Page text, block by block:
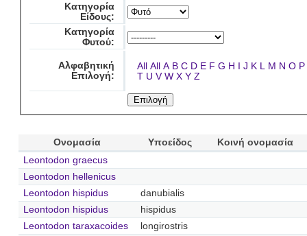
Κατηγορία
Είδους:
Κατηγορία
Φυτού:
Αλφαβητική
Επιλογή:
All All A B C D E F G H I J K L M N O P
T U V W X Y Z
Ονομασία Υποείδος
Κοινή ονομασία
Leontodon graecus
Leontodon hellenicus
Leontodon hispidus
danubialis
Leontodon hispidus
hispidus
Leontodon taraxacoides
longirostris